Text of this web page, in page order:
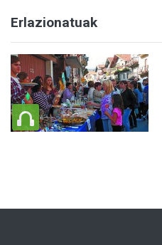
Erlazionatuak